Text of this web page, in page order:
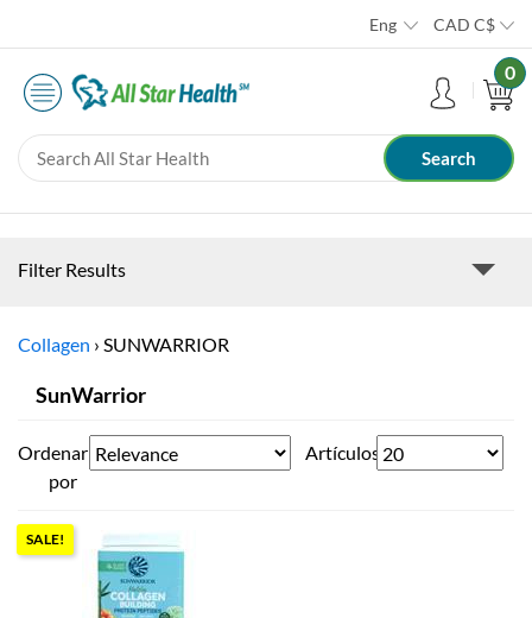
Eng CAD C$
0
Filter Results
Collagen › SUNWARRIOR
SunWarrior
Ordenar
por
Artículos
SALE!